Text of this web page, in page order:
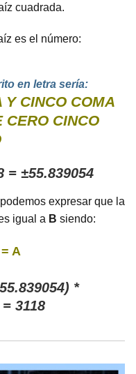
cuadrada.
es el número:
en letra sería:
Y CINCO COMA
CERO CINCO
= ±55.839054
expresar que la
igual a B siendo:
A
*
3118